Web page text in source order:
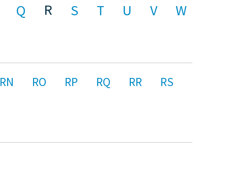
Q R S T U V
W
RN RO RP RQ RR
RS